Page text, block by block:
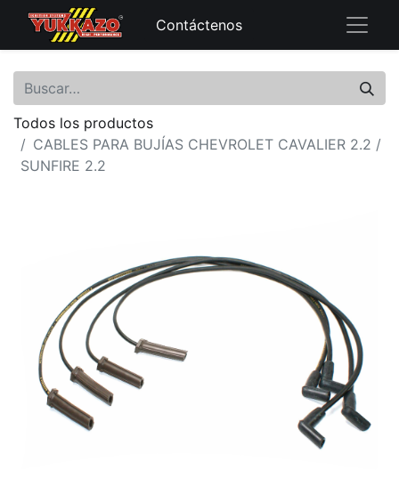
Contáctenos
Todos los productos
CABLES PARA BUJÍAS CHEVROLET CAVALIER 2.2 /
SUNFIRE 2.2